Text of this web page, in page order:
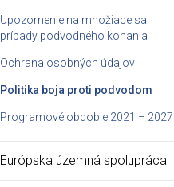
Upozornenie na množiace sa
prípady podvodného konania
Ochrana osobných údajov
Politika boja proti podvodom
Programové obdobie 2021 – 2027
Európska územná spolupráca